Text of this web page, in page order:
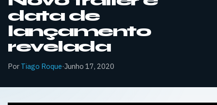
data de
lançamento
revelada
Por Tiago Roque·Junho 17, 2020